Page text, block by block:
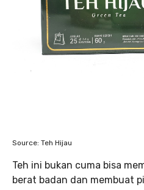
Source: Teh Hijau
Teh ini bukan cuma bisa
berat badan dan membuat